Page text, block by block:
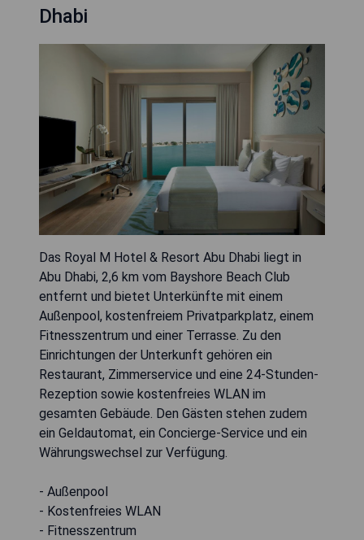
Dhabi
Das Royal M Hotel & Resort Abu Dhabi liegt in
Abu Dhabi, 2,6 km vom Bayshore Beach Club
entfernt und bietet Unterkünfte mit einem
Außenpool, kostenfreiem Privatparkplatz, einem
Fitnesszentrum und einer Terrasse. Zu den
Einrichtungen der Unterkunft gehören ein
Restaurant, Zimmerservice und eine 24-Stunden-
Rezeption sowie kostenfreies WLAN im
gesamten Gebäude. Den Gästen stehen zudem
ein Geldautomat, ein Concierge-Service und ein
Währungswechsel zur Verfügung.
- Außenpool
- Kostenfreies WLAN
- Fitnesszentrum